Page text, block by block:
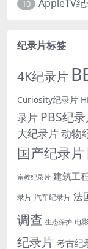
10
纪录片标签
4K纪录片
Curiosity纪录片
录片 PBS纪
大纪录片动物
国产纪录片
宗教纪录片 建筑工
录片 汽车纪录片 法
调查 生态保护 电
纪录片考古纪